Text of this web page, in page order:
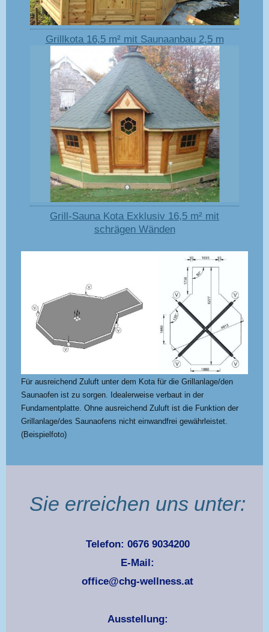
Grillkota 16,5 m² mit Saunaanbau 2,5 m
Grill-Sauna Kota Exklusiv 16,5 m² mit
schrägen Wänden
Für ausreichend Zuluft unter dem Kota für die Grillanlage/den
Saunaofen ist zu sorgen. Idealerweise verbaut in der
Fundamentplatte. Ohne ausreichend Zuluft ist die Funktion der
Grillanlage/des Saunaofens nicht einwandfrei gewährleistet.
(Beispielfoto)
Sie erreichen uns unter:
Telefon: 0676 9034200
E-Mail:
office@chg-wellness.at
Ausstellung: